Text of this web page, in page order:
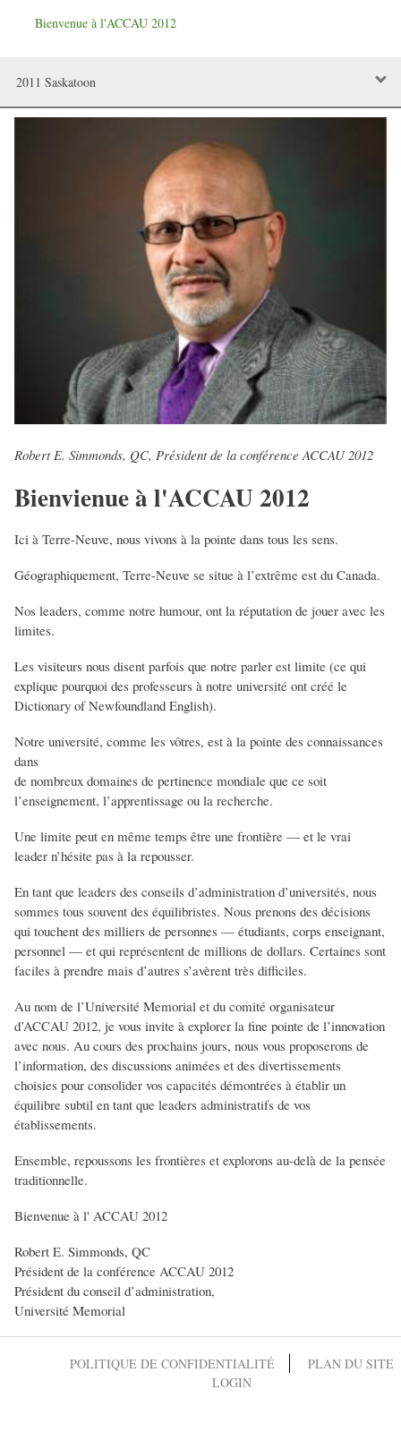
Bienvenue à l'ACCAU 2012
2011 Saskatoon
Robert E. Simmonds, QC, Président de la conférence ACCAU 2012
Bienvienue à l'ACCAU 2012
Ici à Terre-Neuve, nous vivons à la pointe dans tous les sens.
Géographiquement, Terre-Neuve se situe à l’extrême est du Canada.
Nos leaders, comme notre humour, ont la réputation de jouer avec les
limites.
Les visiteurs nous disent parfois que notre parler est limite (ce qui
explique pourquoi des professeurs à notre université ont créé le
Dictionary of Newfoundland English).
Notre université, comme les vôtres, est à la pointe des connaissances
dans
de nombreux domaines de pertinence mondiale que ce soit
l’enseignement, l’apprentissage ou la recherche.
Une limite peut en même temps être une frontière — et le vrai
leader n’hésite pas à la repousser.
En tant que leaders des conseils d’administration d’universités, nous
sommes tous souvent des équilibristes. Nous prenons des décisions
qui touchent des milliers de personnes — étudiants, corps enseignant,
personnel — et qui représentent de millions de dollars. Certaines sont
faciles à prendre mais d’autres s’avèrent très difficiles.
Au nom de l’Université Memorial et du comité organisateur
d’ACCAU 2012, je vous invite à explorer la fine pointe de l’innovation
avec nous. Au cours des prochains jours, nous vous proposerons de
l’information, des discussions animées et des divertissements
choisies pour consolider vos capacités démontrées à établir un
équilibre subtil en tant que leaders administratifs de vos
établissements.
Ensemble, repoussons les frontières et explorons au-delà de la pensée
traditionnelle.
Bienvenue à l' ACCAU 2012
Robert E. Simmonds, QC
Président de la conférence ACCAU 2012
Président du conseil d’administration,
Université Memorial
POLITIQUE DE CONFIDENTIALITÉ
PLAN DU SITE
LOGIN